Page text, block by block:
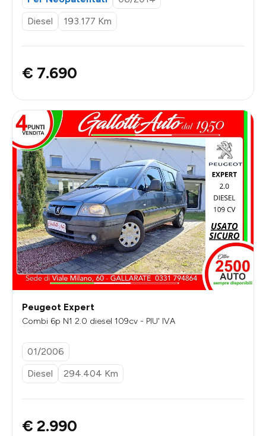
Diesel
193.177 Km
€ 7.690
Peugeot Expert
Combi 6p N1 2.0 diesel 109cv - PIU' IVA
01/2006
Diesel
294.404 Km
€ 2.990